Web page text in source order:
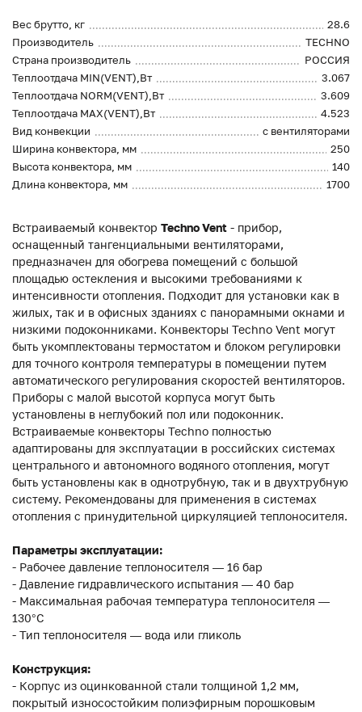
Вес брутто, кг
28.6
Производитель
TECHNO
Страна производитель
РОССИЯ
Теплоотдача MIN(VENT),Вт
3.067
Теплоотдача NORM(VENT),Вт
3.609
Теплоотдача MAX(VENT),Вт
4.523
Вид конвекции
с вентиляторами
Ширина конвектора, мм
250
Высота конвектора, мм
140
Длина конвектора, мм
1700
Встраиваемый конвектор Techno Vent - прибор,
оснащенный тангенциальными вентиляторами,
предназначен для обогрева помещений с большой
площадью остекления и высокими требованиями к
интенсивности отопления. Подходит для установки как в
жилых, так и в офисных зданиях с панорамными окнами и
низкими подоконниками. Конвекторы Techno Vent могут
быть укомплектованы термостатом и блоком регулировки
для точного контроля температуры в помещении путем
автоматического регулирования скоростей вентиляторов.
Приборы с малой высотой корпуса могут быть
установлены в неглубокий пол или подоконник.
Встраиваемые конвекторы Techno полностью
адаптированы для эксплуатации в российских системах
центрального и автономного водяного отопления, могут
быть установлены как в однотрубную, так и в двухтрубную
систему. Рекомендованы для применения в системах
отопления с принудительной циркуляцией теплоносителя.
Параметры эксплуатации:
- Рабочее давление теплоносителя — 16 бар
- Давление гидравлического испытания — 40 бар
- Максимальная рабочая температура теплоносителя —
130°С
- Тип теплоносителя — вода или гликоль
Конструкция:
- Корпус из оцинкованной стали толщиной 1,2 мм,
покрытый износостойким полиэфирным порошковым